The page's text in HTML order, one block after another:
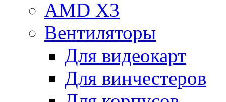
AMD X3
Вентиляторы
Для видеокарт
Для винчестеров